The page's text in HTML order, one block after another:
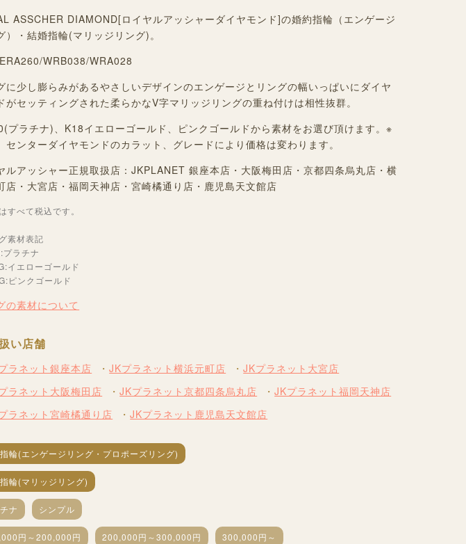
ASSCHER DIAMOND[ロイヤルアッシャーダイヤモンド]の婚約指輪（エンゲージ
）・結婚指輪(マリッジリング)。
WRB038/WRA028
に少し膨らみがあるやさしいデザインのエンゲージとリングの幅いっぱいにダイヤ
がセッティングされた柔らかなV字マリッジリングの重ね付けは相性抜群。
プラチナ)、K18イエローゴールド、ピンクゴールドから素材をお選び頂けます。※
センターダイヤモンドのカラット、グレードにより価格は変わります。
ルアッシャー正規取扱店：JKPLANET 銀座本店・大阪梅田店・京都四条烏丸店・横
店・大宮店・福岡天神店・宮崎橘通り店・鹿児島天文館店
すべて税込です。
素材表記
ラチナ
イエローゴールド
ピンクゴールド
の素材について
い店舗
ラネット銀座本店 JKプラネット横浜元町店
JKプラネット大宮店
ラネット大阪梅田店
JKプラネット京都四条烏丸店
JKプラネット福岡天神店
ラネット宮崎橘通り店
JKプラネット鹿児島天文館店
輪(エンゲージリング・プロポーズリング)
輪(マリッジリング)
ナ シンプル
円～200,000円 200,000円～300,000円 300,000円～